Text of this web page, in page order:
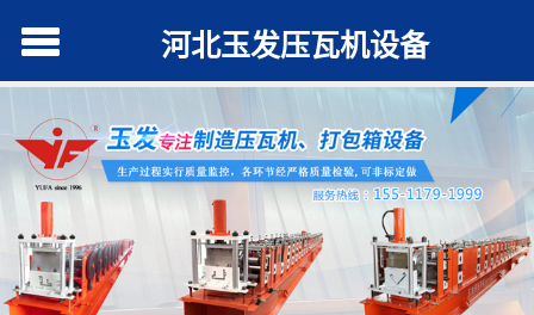
河北玉发压瓦机设备